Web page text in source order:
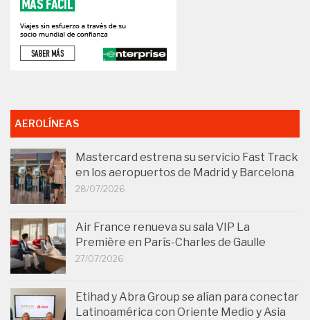
AEROLÍNEAS
Mastercard estrena su servicio Fast Track
en los aeropuertos de Madrid y Barcelona
28/07/2026
Air France renueva su sala VIP La
Première en París-Charles de Gaulle
27/07/2026
Etihad y Abra Group se alían para conectar
Latinoamérica con Oriente Medio y Asia